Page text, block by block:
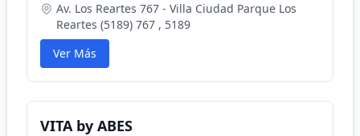
Av. Los Reartes 767 - Villa Ciudad Parque Los
Reartes (5189) 767 , 5189
Ver Más
VITA by ABES